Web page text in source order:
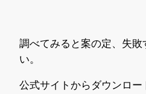
調べてみると案の定、失
い。
公式サイトからダウンロ